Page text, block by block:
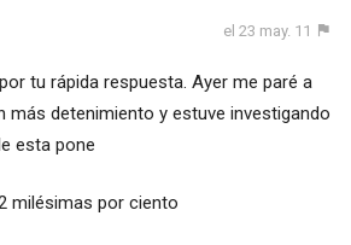
el 23 may. 11
tu rápida respuesta. Ayer me paré a
más detenimiento y estuve investigando
esta pone
milésimas por ciento